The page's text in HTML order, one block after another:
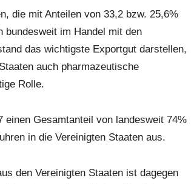
die mit Anteilen von 33,2 bzw. 25,6%
bundesweit im Handel mit den
das wichtigste Exportgut darstellen,
auch pharmazeutische
Rolle.
einen Gesamtanteil von landesweit 74%
in die Vereinigten Staaten aus.
den Vereinigten Staaten ist dagegen